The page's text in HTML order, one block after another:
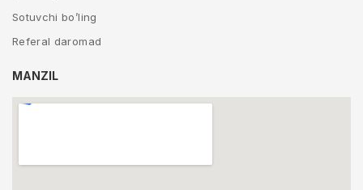
Sotuvchi bo’ling
Referal daromad
MANZIL